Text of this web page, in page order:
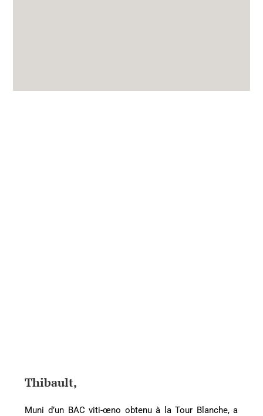
Thibault,
Muni d’un BAC viti-œno obtenu à la Tour Blanche, a